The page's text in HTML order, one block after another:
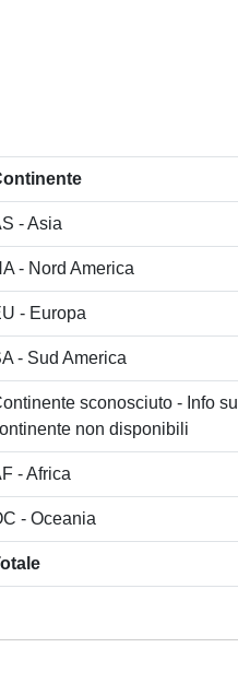
- Asia
- Nord America
- Europa
- Sud America
sconosciuto - Info sul
non disponibili
- Africa
- Oceania